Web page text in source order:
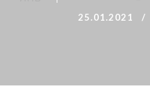
25.01.2021